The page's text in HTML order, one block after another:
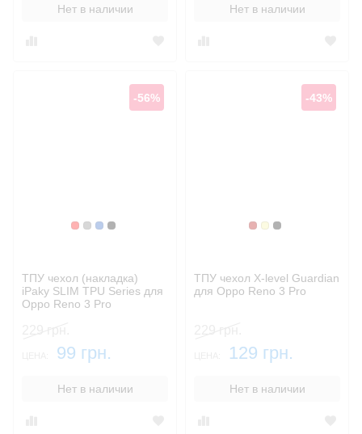
Нет в наличии Нет в наличии
Красный
Серый
Синий, темный
Черный
-56%
ТПУ чехол (накладка)
iPaky SLIM TPU Series для
Oppo Reno 3 Pro
99 грн.
Нет в наличии
Бордовый
Золотой
Черный
-43%
ТПУ чехол X-level Guardiаn
для Oppo Reno 3 Pro
129 грн.
Нет в наличии